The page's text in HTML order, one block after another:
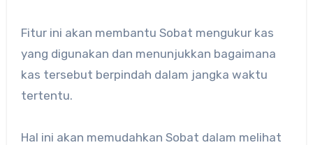
Fitur ini akan membantu Sobat mengukur kas
yang digunakan dan menunjukkan bagaimana
kas tersebut berpindah dalam jangka waktu
tertentu.
Hal ini akan memudahkan Sobat dalam melihat